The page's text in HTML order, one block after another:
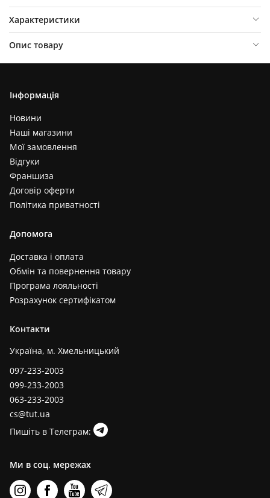
Характеристики
Опис товару
Інформація
Новини
Наші магазини
Мої замовлення
Відгуки
Франшиза
Договір оферти
Політика приватності
Допомога
Доставка і оплата
Обмін та повернення товару
Програма лояльності
Розрахунок сертифікатом
Контакти
Україна, м. Хмельницький
097-233-2003
099-233-2003
063-233-2003
cs@tut.ua
Пишіть в Телеграм:
Ми в соц. мережах